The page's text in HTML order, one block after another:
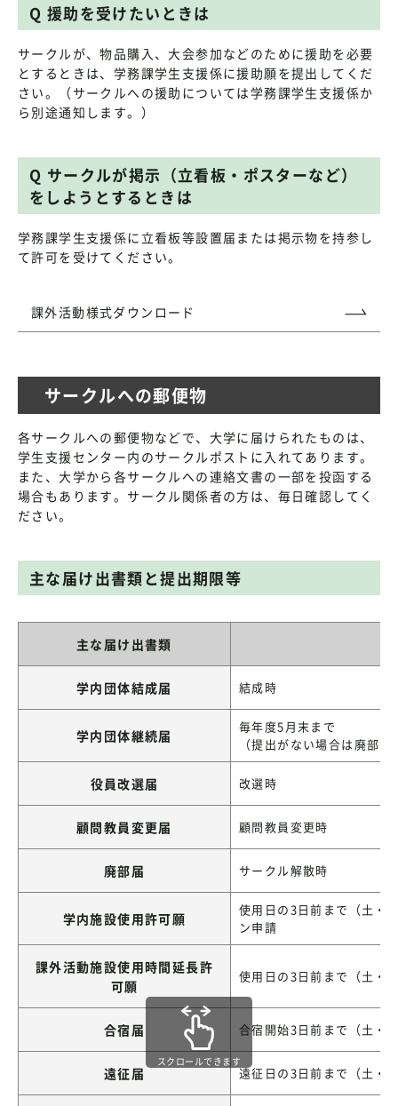
Q 援助を受けたいときは
サークルが、物品購入、大会参加などのために援助を必要
とするときは、学務課学生支援係に援助願を提出してくだ
さい。（サークルへの援助については学務課学生支援係か
ら別途通知します。）
Q サークルが掲示（立看板・ポスターなど）
をしようとするときは
学務課学生支援係に立看板等設置届または掲示物を持参し
て許可を受けてください。
課外活動様式ダウンロード
サークルへの郵便物
各サークルへの郵便物などで、大学に届けられたものは、
学生支援センター内のサークルポストに入れてあります。
また、大学から各サークルへの連絡文書の一部を投函する
場合もあります。サークル関係者の方は、毎日確認してく
ださい。
主な届け出書類と提出期限等
主な届け出書類
学内団体結成届 結成時
学内団体継続届
毎年度5月末まで
（提出がない場合は廃部
役員改選届 改選時
顧問教員変更届 顧問教員変更時
廃部届 サークル解散時
学内施設使用許可願
使用日の3日前まで（土・
ン申請
課外活動施設使用時間延長許
可願
使用日の3日前まで（土・
合宿届 合宿開始3日前まで（土・
遠征届 遠征日の3日前まで（土・
スクロールできます